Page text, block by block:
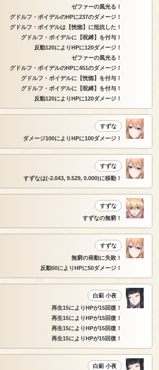
ゼファーの風光る！
グドルフ・ボイデルのHPに237のダメージ！
グドルフ・ボイデルは【恍惚】に抵抗した！
グドルフ・ボイデルに【呪縛】を付与！
反動120によりHPに120ダメージ！
ゼファーの風光る！
グドルフ・ボイデルのHPに451のダメージ！
グドルフ・ボイデルに【恍惚】を付与！
グドルフ・ボイデルに【呪縛】を付与！
反動120によりHPに120ダメージ！
すずな
ダメージ100によりHPに100ダメージ！
すずな
すずなは(-2.043, 9.529, 0.000)に移動！
すずな
すずなの無窮！
すずな
無窮の発動に失敗！
反動50によりHPに50ダメージ！
白薊 小夜
再生15によりHPが15回復！
再生15によりHPが15回復！
再生15によりHPが15回復！
再生15によりHPが15回復！
白薊 小夜